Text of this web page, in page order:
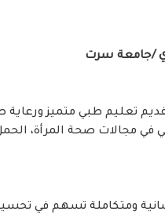
/جامعة سرت
تعليم طبي متميز
مجالات صحة المرأة،
ومتكاملة تسهم في